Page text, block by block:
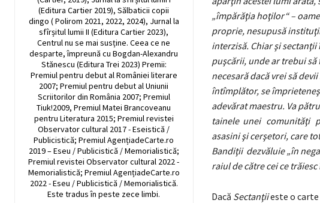
(Editura Cartier 2019), Sălbaticii copii
dingo ( Polirom 2021, 2022, 2024), Jurnal la
sfîrșitul lumii II (Editura Cartier 2023),
Centrul nu se mai susține. Ceea ce ne
desparte, împreună cu Bogdan-Alexandru
Stănescu (Editura Trei 2023) Premii:
Premiul pentru debut al României literare
2007; Premiul pentru debut al Uniunii
Scriitorilor din România 2007; Premiul
Tiuk!2009, Premiul Matei Brancoveanu
pentru Literatura 2015; Premiul revistei
Observator cultural 2017 - Eseistică /
Publicistică; Premiul AgențiadeCarte.ro
2019 – Eseu / Publicistică / Memorialistică;
Premiul revistei Observator cultural 2022 -
Memorialistică; Premiul AgențiadeCarte.ro
2022 - Eseu / Publicistică / Memorialistică.
Este tradus în peste zece limbi.
„împărăţiahoţilor“ –
proprie, nesupusă
interzisă. Chiar şisectanţii
puşcării, unde artrebui să
necesară dacă vrei să
întîmplător, se
adevărat maestru. Va
tainele unei comunităţi
asasini şi cerşetori, care
Bandiţii dezvăluie „în
raiul de către cei ce
Dacă Sectanţiieste o carte